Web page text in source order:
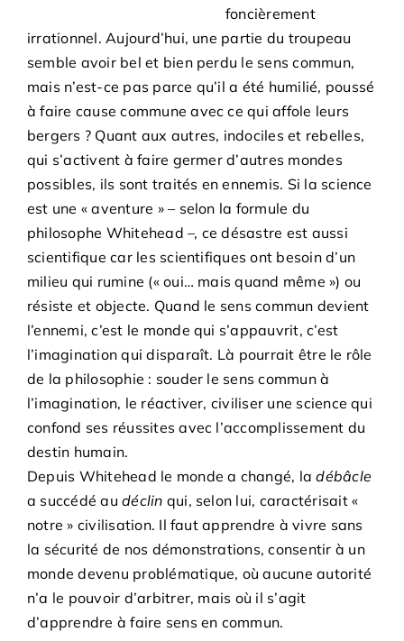
foncièrement
irrationnel. Aujourd’hui, une partie du troupeau
semble avoir bel et bien perdu le sens commun,
mais n’est-ce pas parce qu’il a été humilié, poussé
à faire cause commune avec ce qui affole leurs
bergers ? Quant aux autres, indociles et rebelles,
qui s’activent à faire germer d’autres mondes
possibles, ils sont traités en ennemis. Si la science
est une « aventure » – selon la formule du
philosophe Whitehead –, ce désastre est aussi
scientifique car les scientifiques ont besoin d’un
milieu qui rumine (« oui… mais quand même ») ou
résiste et objecte. Quand le sens commun devient
l’ennemi, c’est le monde qui s’appauvrit, c’est
l’imagination qui disparaît. Là pourrait être le rôle
de la philosophie : souder le sens commun à
l’imagination, le réactiver, civiliser une science qui
confond ses réussites avec l’accomplissement du
destin humain.
Depuis Whitehead le monde a changé, ladébâcle
a succédé audéclin qui, selon lui, caractérisait «
notre » civilisation. Il faut apprendre à vivre sans
la sécurité de nos démonstrations, consentir à un
monde devenu problématique, où aucune autorité
n’a le pouvoir d’arbitrer, mais où il s’agit
d’apprendre à faire sens en commun.